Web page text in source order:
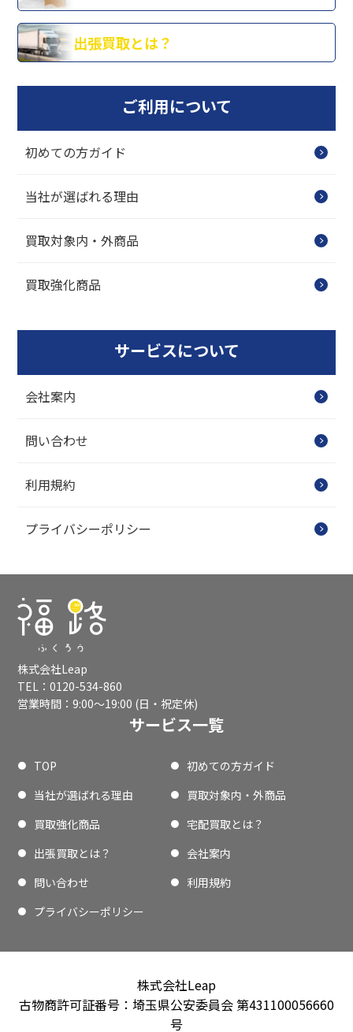
出張買取とは？
ご利用について
初めての方ガイド
当社が選ばれる理由
買取対象内・外商品
買取強化商品
サービスについて
会社案内
問い合わせ
利用規約
プライバシーポリシー
株式会社Leap
TEL：0120-534-860
営業時間：9:00〜19:00 (日・祝定休)
サービス一覧
TOP
初めての方ガイド
当社が選ばれる理由
買取対象内・外商品
買取強化商品
宅配買取とは？
出張買取とは？
会社案内
問い合わせ
利用規約
プライバシーポリシー
株式会社Leap
古物商許可証番号：埼玉県公安委員会 第431100056660
号